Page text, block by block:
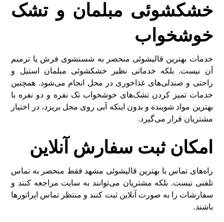
خشکشوئی مبلمان و تشک
خوشخواب
خدمات بهترین قالیشوئی منحصر به شستشوی فرش یا ترمیم
آن نیست. بلکه خدماتی نظیر خشکشوئی مبلمان استیل و
راحتی و صندلی‌های غذاخوری در محل انجام می‌شود. همچنین
خدمات تمیز کردن تشک‌های خوشخواب تک نفره و دو نفره با
بهترین مواد شوینده و بدون اینکه آبی روی محل بریزد، در اختیار
مشتریان قرار می‌گیرد.
امکان ثبت سفارش آنلاین
راه‌های تماس با بهترین قالیشوئی مشهد فقط منحصر به تماس
تلفنی نیست. بلکه مشتریان می‌توانند به سایت مراجعه کنند و
سفارشات را به صورت آنلاین ثبت کنند و منتظر تماس اپراتورها
باشند.